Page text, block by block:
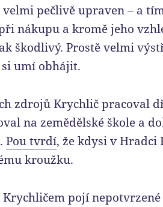
pečlivě upraven – a
nákupu a kromě jeho
škodlivý. Prostě velmi
si umí obhájit.
zdrojů Krychlič pracoval
na zemědělské škole a
Pou tvrdí, že kdysi v Hradci
kroužku.
Krychličem pojí